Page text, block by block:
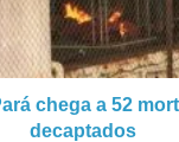
chega a 52
decaptados